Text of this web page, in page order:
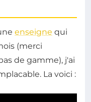
enseigne qui
(merci
de gamme), j'ai
La voici :